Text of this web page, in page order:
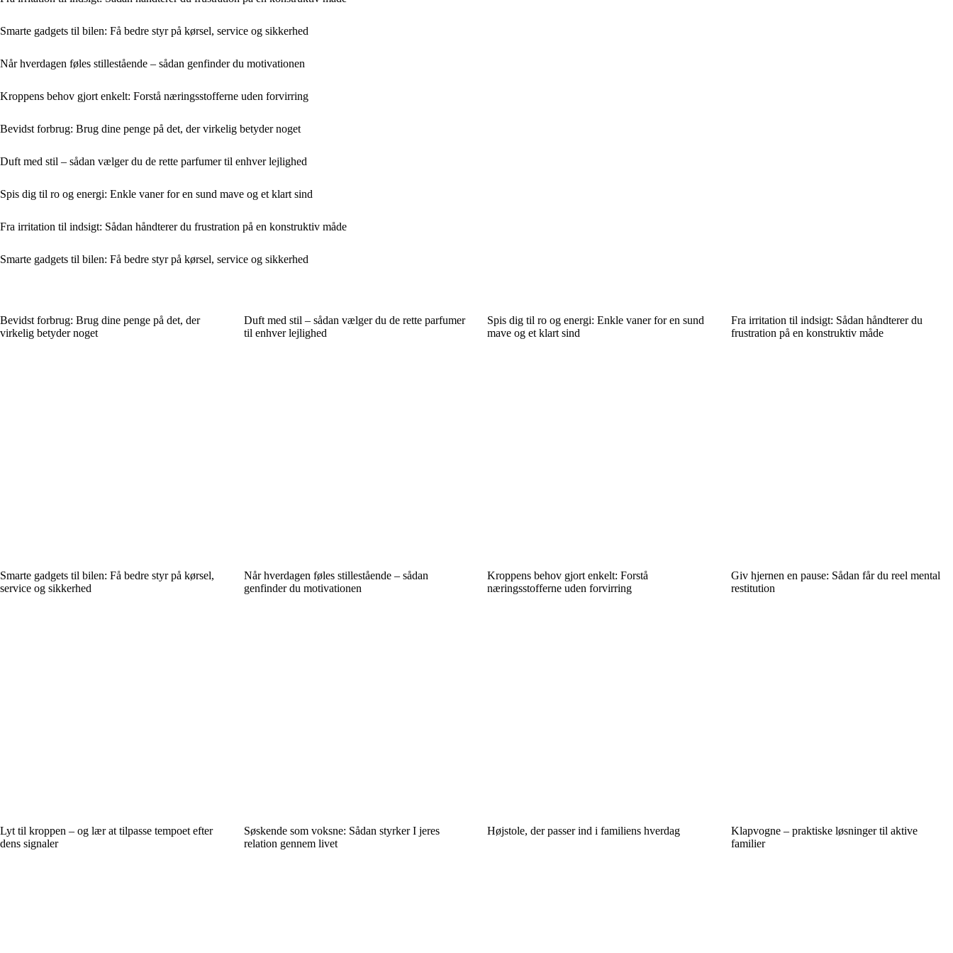
Smarte gadgets til bilen: Få bedre styr på kørsel, service og sikkerhed
Når hverdagen føles stillestående – sådan genfinder du motivationen
Kroppens behov gjort enkelt: Forstå næringsstofferne uden forvirring
Bevidst forbrug: Brug dine penge på det, der virkelig betyder noget
Duft med stil – sådan vælger du de rette parfumer til enhver lejlighed
Spis dig til ro og energi: Enkle vaner for en sund mave og et klart sind
Fra irritation til indsigt: Sådan håndterer du frustration på en konstruktiv måde
Smarte gadgets til bilen: Få bedre styr på kørsel, service og sikkerhed
Bevidst forbrug: Brug dine penge på det, der
virkelig betyder noget
Duft med stil – sådan vælger du de rette parfumer
til enhver lejlighed
Spis dig til ro og energi: Enkle vaner for en sund
mave og et klart sind
Fra irritation til indsigt: Sådan håndterer du
frustration på en konstruktiv måde
Smarte gadgets til bilen: Få bedre styr på kørsel,
service og sikkerhed
Når hverdagen føles stillestående – sådan
genfinder du motivationen
Kroppens behov gjort enkelt: Forstå
næringsstofferne uden forvirring
Giv hjernen en pause: Sådan får du reel mental
restitution
Lyt til kroppen – og lær at tilpasse tempoet efter
dens signaler
Søskende som voksne: Sådan styrker I jeres
relation gennem livet
Højstole, der passer ind i familiens hverdag
Klapvogne – praktiske løsninger til aktive
familier